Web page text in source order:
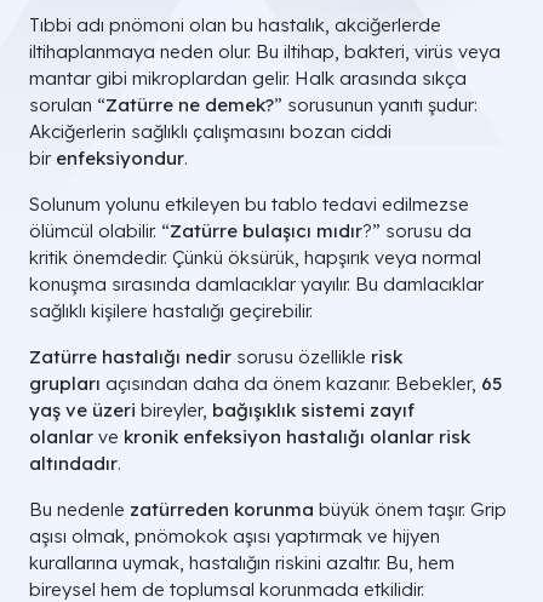
Tıbbi adı pnömoni olan bu hastalık, akciğerlerde
iltihaplanmaya neden olur. Bu iltihap, bakteri, virüs veya
mantar gibi mikroplardan gelir. Halk arasında sıkça
sorulan “Zatürre ne demek?” sorusunun yanıtı şudur:
Akciğerlerin sağlıklı çalışmasını bozan ciddi
bir enfeksiyondur.
Solunum yolunu etkileyen bu tablo tedavi edilmezse
ölümcül olabilir. “Zatürre bulaşıcı mıdır?” sorusu da
kritik önemdedir. Çünkü öksürük, hapşırık veya normal
konuşma sırasında damlacıklar yayılır. Bu damlacıklar
sağlıklı kişilere hastalığı geçirebilir.
Zatürre hastalığı nedir sorusu özellikle risk
grupları açısından daha da önem kazanır. Bebekler, 65
yaş ve üzeri bireyler, bağışıklık sistemi zayıf
olanlar ve kronik enfeksiyon hastalığı olanlar risk
altındadır.
Bu nedenle zatürreden korunma büyük önem taşır. Grip
aşısı olmak, pnömokok aşısı yaptırmak ve hijyen
kurallarına uymak, hastalığın riskini azaltır. Bu, hem
bireysel hem de toplumsal korunmada etkilidir.